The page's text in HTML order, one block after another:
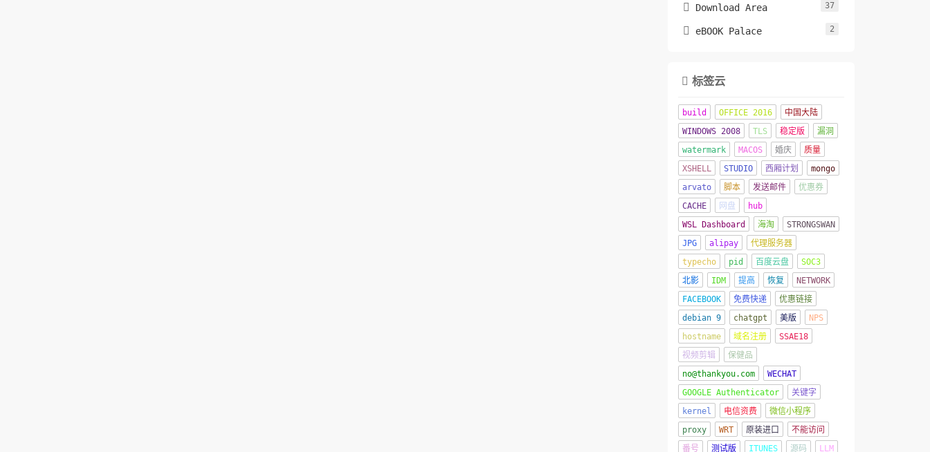
 Download Area 37
 eBOOK Palace 2
 标签云
build OFFICE 2016
中国大陆
WINDOWS 2008
TLS 稳定版
漏洞
watermark
MACOS 婚庆
质量
XSHELL
STUDIO 西厢计划
mongo
arvato
脚本 发送邮件
优惠券
CACHE
网盘
hub
WSL Dashboard
海淘
STRONGSWAN
JPG
alipay
代理服务器
typecho
pid 百度云盘
SOC3
北影
IDM 提高 恢复
NETWORK
FACEBOOK
免费快递
优惠链接
debian 9
chatgpt 美版
NPS
hostname
域名注册
SSAE18
视频剪辑
保健品
no@thankyou.com
WECHAT
GOOGLE Authenticator
关键字
kernel
电信资费
微信小程序
proxy
WRT 原装进口
不能访问
番号
测试版 ITUNES 源码 LLM